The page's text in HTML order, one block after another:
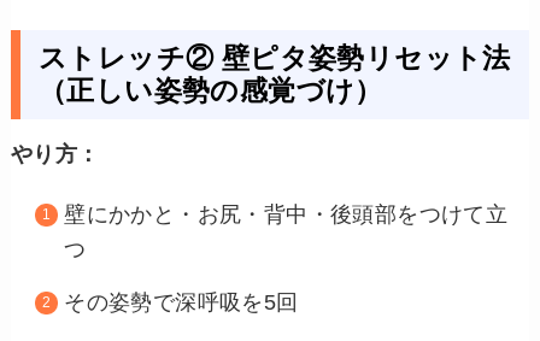
ストレッチ② 壁ピタ姿勢リセット法
（正しい姿勢の感覚づけ）
やり方：
壁にかかと・お尻・背中・後頭部をつけて立
つ
その姿勢で深呼吸を5回